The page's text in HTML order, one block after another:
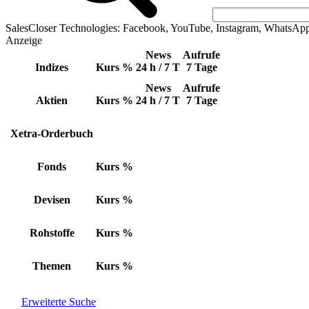
SalesCloser Technologies: Facebook, YouTube, Instagram,
Anzeige
Indizes Kurs %
News
24 h / 7 T
Aufrufe
7 Tage
Aktien Kurs %
News
24 h / 7 T
Aufrufe
7 Tage
Xetra-Orderbuch
Fonds Kurs %
Devisen Kurs %
Rohstoffe Kurs %
Themen Kurs %
Erweiterte Suche